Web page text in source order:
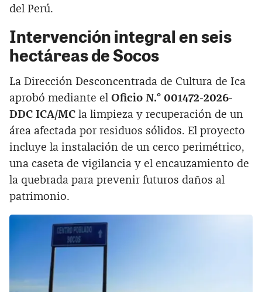
del Perú.
Intervención integral en seis
hectáreas de Socos
La Dirección Desconcentrada de Cultura de Ica
aprobó mediante el Oficio N.° 001472-2026-
DDC ICA/MC la limpieza y recuperación de un
área afectada por residuos sólidos. El proyecto
incluye la instalación de un cerco perimétrico,
una caseta de vigilancia y el encauzamiento de
la quebrada para prevenir futuros daños al
patrimonio.